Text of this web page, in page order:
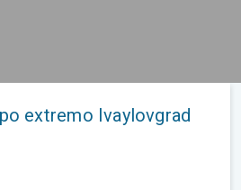
extremo Ivaylovgrad